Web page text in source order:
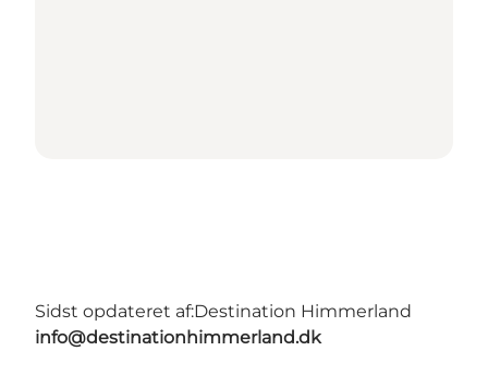
Sidst opdateret af:Destination Himmerland
info@destinationhimmerland.dk